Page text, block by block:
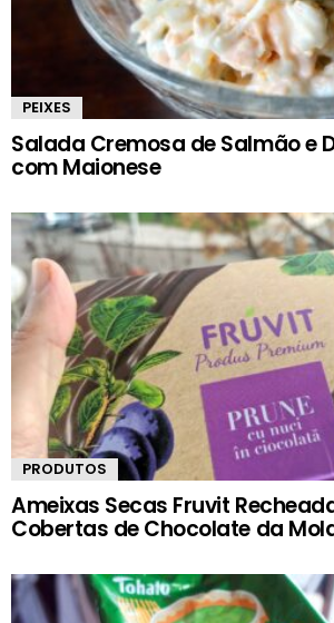
PEIXES
Salada Cremosa de Salmão e
com Maionese
PRODUTOS
Ameixas Secas Fruvit
Cobertas de Chocolate da